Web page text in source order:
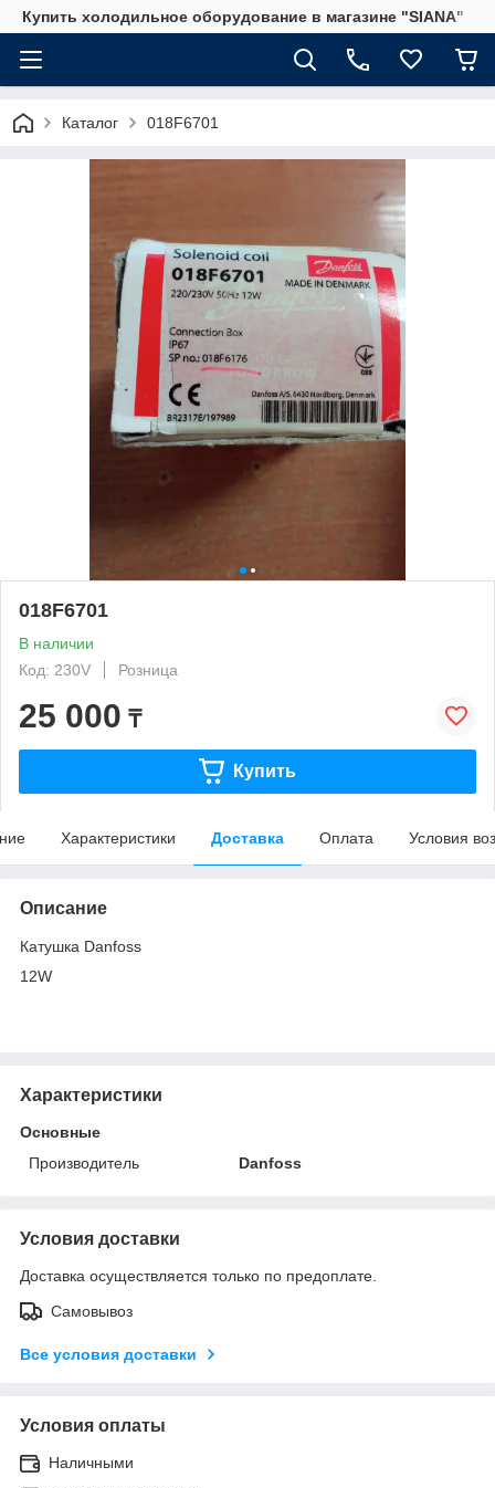
Купить холодильное оборудование в магазине "SIANA"
Каталог 018F6701
018F6701
В наличии
Код: 230V
Розница
25 000 ₸
Купить
Характеристики Доставка Оплата Условия
Описание
Катушка Danfoss
12W
Характеристики
Основные
Производитель
Danfoss
Условия доставки
Доставка осуществляется только по предоплате.
Самовывоз
Все условия доставки
Условия оплаты
Наличными